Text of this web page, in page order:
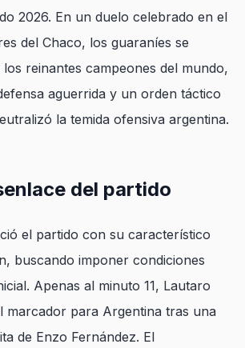
2026. En un duelo celebrado en el
del Chaco, los guaraníes se
reinantes campeones del mundo,
aguerrida y un orden táctico
la temida ofensiva argentina.
del partido
el partido con su característico
buscando imponer condiciones
Apenas al minuto 11, Lautaro
marcador para Argentina tras una
de Enzo Fernández. El